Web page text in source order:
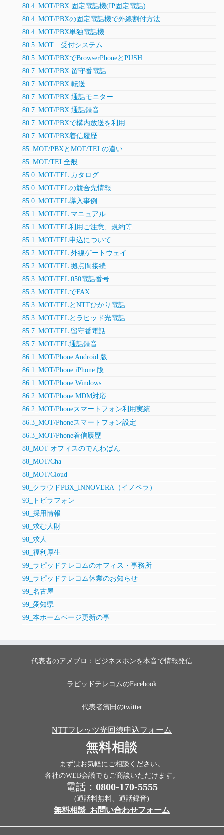
80.4_MOT/PBX 固定電話機(IP固定電話)
80.4_MOT/PBXの固定電話機で外線割付方法
80.4_MOT/PBX単独電話機
80.5_MOT 受付システム
80.5_MOT/PBXでBrowserPhoneとPUSH
80.7_MOT/PBX 留守番電話
80.7_MOT/PBX 転送
80.7_MOT/PBX 通話モニター
80.7_MOT/PBX 通話録音
80.7_MOT/PBXで構内放送を利用
80.7_MOT/PBX着信履歴
85_MOT/PBXとMOT/TELの違い
85_MOT/TEL全般
85.0_MOT/TEL カタログ
85.0_MOT/TELの競合先情報
85.0_MOT/TEL導入事例
85.1_MOT/TEL マニュアル
85.1_MOT/TEL利用ご注意、規約等
85.1_MOT/TEL申込について
85.2_MOT/TEL 外線ゲートウェイ
85.2_MOT/TEL 拠点間接続
85.3_MOT/TEL 050電話番号
85.3_MOT/TELでFAX
85.3_MOT/TELとNTTひかり電話
85.3_MOT/TELとラピッド光電話
85.7_MOT/TEL 留守番電話
85.7_MOT/TEL通話録音
86.1_MOT/Phone Android 版
86.1_MOT/Phone iPhone 版
86.1_MOT/Phone Windows
86.2_MOT/Phone MDM対応
86.2_MOT/Phoneスマートフォン利用実績
86.3_MOT/Phoneスマートフォン設定
86.3_MOT/Phone着信履歴
88_MOT オフィスのでんわばん
88_MOT/Cha
88_MOT/Cloud
90_クラウドPBX_INNOVERA（イノベラ）
93_トビラフォン
98_採用情報
98_求む人財
98_求人
98_福利厚生
99_ラピッドテレコムのオフィス・事務所
99_ラピッドテレコム休業のお知らせ
99_名古屋
99_愛知県
99_本ホームページ更新の事
代表者のアメブロ：ビジネスホンを本音で情報発信
ラピッドテレコムのFacebook
代表者濱田のtwitter
NTTフレッツ光回線申込フォーム
無料相談
まずはお気軽にご相談ください。
各社のWEB会議でもご商談いただけます。
電話： 0800-170-5555
(通話料無料、通話録音)
無料相談_お問い合わせフォーム